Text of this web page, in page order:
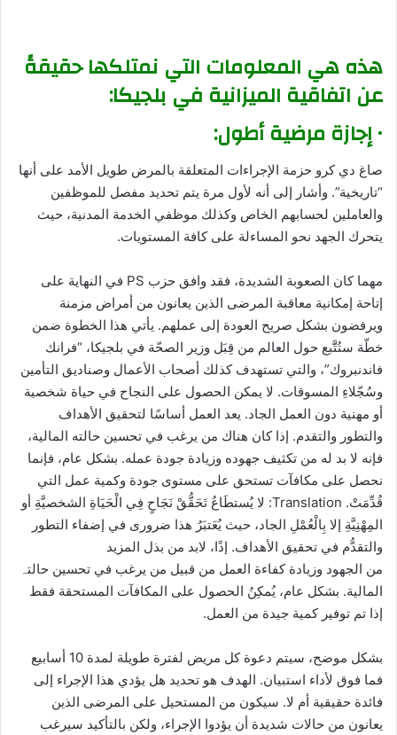
هذه هي المعلومات التي نمتلكها حقيقةً
عن اتفاقية الميزانية في بلجيكا:
• إجازة مرضية أطول:
صاغ دي كرو حزمة الإجراءات المتعلقة بالمرض طويل الأمد على أنها
“تاريخية”. وأشار إلى أنه لأول مرة يتم تحديد مفصل للموظفين
والعاملين لحسابهم الخاص وكذلك موظفي الخدمة المدنية، حيث
يتحرك الجهد نحو المساءلة على كافة المستويات.
مهما كان الصعوبة الشديدة، فقد وافق حزب PS في النهاية على
إتاحة إمكانية معاقبة المرضى الذين يعانون من أمراض مزمنة
ويرفضون بشكل صريح العودة إلى عملهم. يأتي هذا الخطوة ضمن
خطّة ستُتََّبع حول العالم من قِبَل وزير الصحّة في بلجيكا، “فرانك
فاندنبروك”، والتي تستهدف كذلك أصحاب الأعمال وصناديق التأمين
وسُجّلاءِ المسوقات. لا يمكن الحصول على النجاح في حياة شخصية
أو مهنية دون العمل الجاد. يعد العمل أساسًا لتحقيق الأهداف
والتطور والتقدم. إذا كان هناك من يرغب في تحسين حالته المالية،
فإنه لا بد له من تكثيف جهوده وزيادة جودة عمله. بشكل عام، فإنما
نحصل على مكافآت تستحق على مستوى جودة وكمية عمل التي
قُدِّمَتْ. Translation: لا يُستطَاعُ تَحَقُّقْ نَجَاحٍ فِي الْحَيَاةِ الشخصيَّةِ أو
المِهْنِيَّةِ إلا بِالْعُمْلِ الجاد، حيث يُعَتبَرُ هذا ضرورى في إضفاء التطور
والتقدُّم في تحقيق الأهداف. إذًا، لابد من بذل المزید
من الجھود وزیادة کفاءة العمل من قبيل من يرغب في تحسین حالتہ
المالیة. بشكل عام، يُمكِنُ الحصول على المكافآت المستحقة فقط
إذا تم توفیر كمیة جیدة من العمل.
بشكل موضح، سيتم دعوة كل مريض لفترة طويلة لمدة 10 أسابيع
فما فوق لأداء استبيان. الهدف هو تحديد هل يؤدي هذا الإجراء إلى
فائدة حقيقية أم لا. سيكون من المستحيل على المرضى الذين
يعانون من حالات شديدة أن يؤدوا الإجراء، ولكن بالتأكيد سيرغب